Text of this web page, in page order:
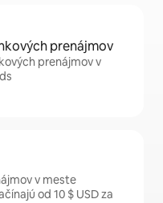
prenájmov
prenájmov v
v meste
od 10 $ USD za